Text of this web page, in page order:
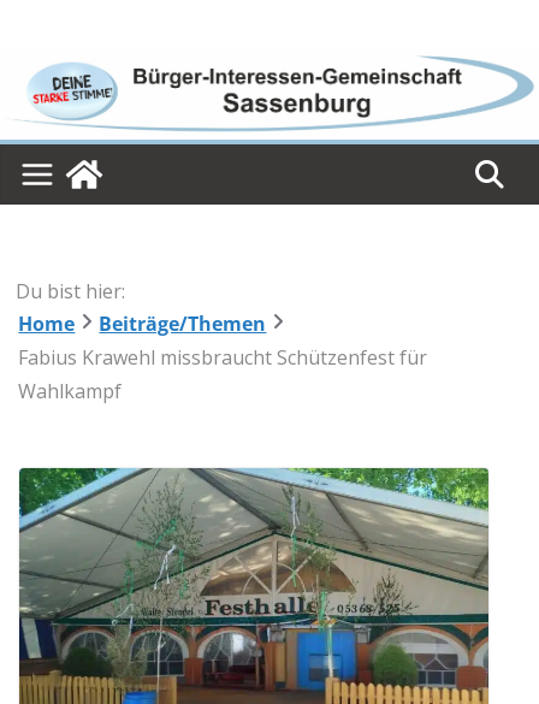
content
Du bist hier:
Home
Beiträge/Themen
Fabius Krawehl missbraucht Schützenfest für
Wahlkampf